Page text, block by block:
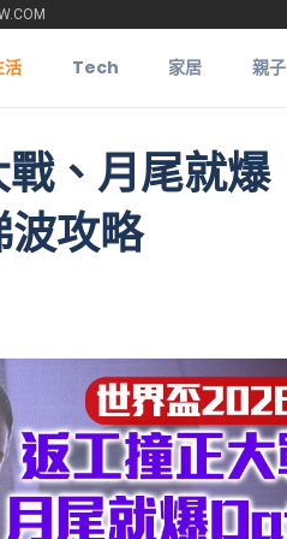
活 Tech 家居 親子
、月尾就爆
攻略